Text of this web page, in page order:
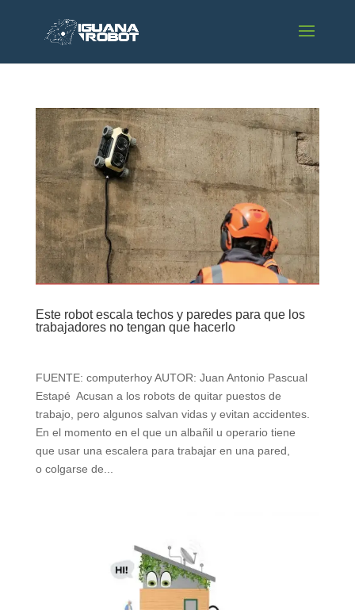
Este robot escala techos y paredes para que los
trabajadores no tengan que hacerlo
FUENTE: computerhoy AUTOR: Juan Antonio Pascual
Estapé Acusan a los robots de quitar puestos de
trabajo, pero algunos salvan vidas y evitan accidentes.
En el momento en el que un albañil u operario tiene
que usar una escalera para trabajar en una pared,
o colgarse de...